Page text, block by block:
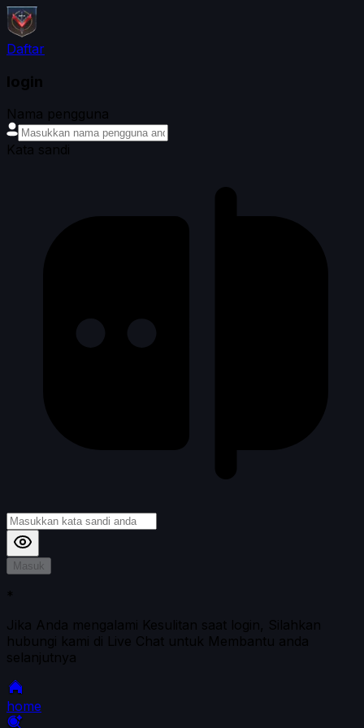
Daftar
login
Nama pengguna
Kata sandi
Masuk
*
Jika Anda mengalami Kesulitan saat login, Silahkan
hubungi kami di Live Chat untuk Membantu anda
selanjutnya
home